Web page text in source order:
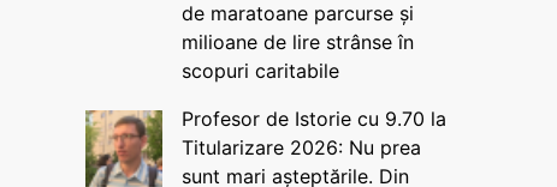
de maratoane parcurse și
milioane de lire strânse în
scopuri caritabile
Profesor de Istorie cu 9.70 la
Titularizare 2026: Nu prea
sunt mari așteptările. Din